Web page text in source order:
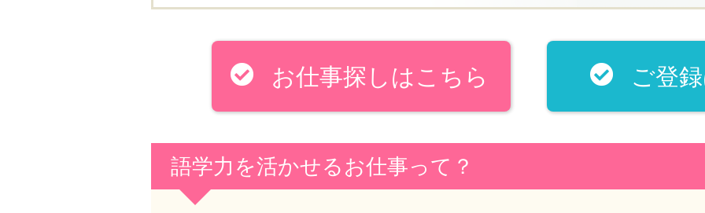
お仕事探しはこちら ご登
語学力を活かせるお仕事って？